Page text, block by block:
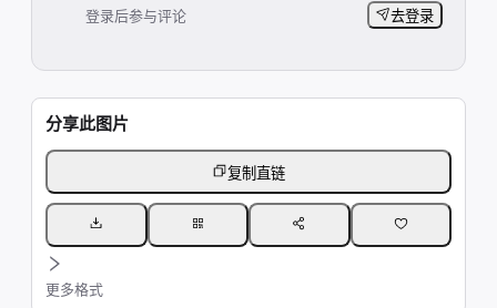
登录后参与评论 去登录
分享此图片
复制直链
更多格式